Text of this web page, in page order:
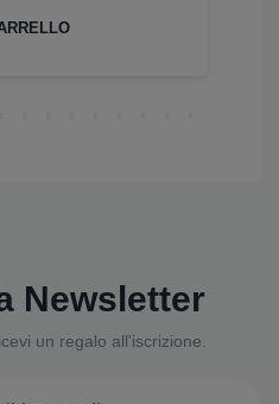
Newsletter
un regalo all'iscrizione.